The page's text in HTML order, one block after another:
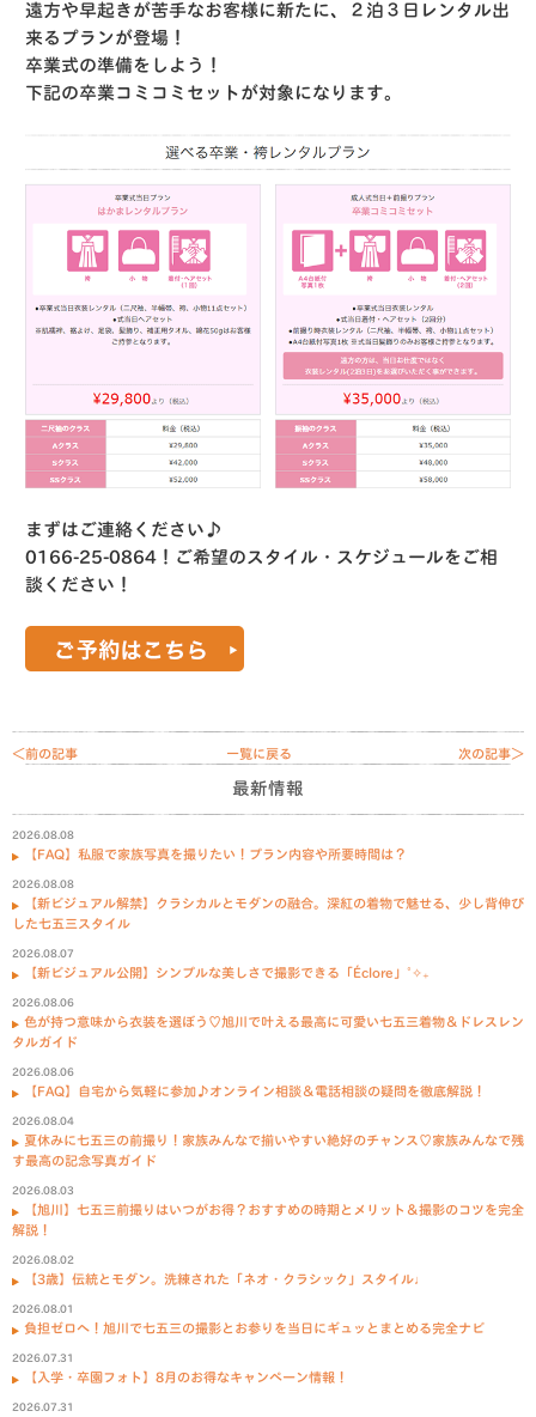
遠方や早起きが苦手なお客様に新たに、２泊３日レンタル出
来るプランが登場！
卒業式の準備をしよう！
下記の卒業コミコミセットが対象になります。
まずはご連絡ください♪
0166-25-0864！ご希望のスタイル・スケジュールをご相
談ください！
＜前の記事 次の記事＞
一覧に戻る
最新情報
2026.08.08
【FAQ】私服で家族写真を撮りたい！プラン内容や所要時間は？
2026.08.08
【新ビジュアル解禁】クラシカルとモダンの融合。深紅の着物で魅せる、少し背伸び
した七五三スタイル
2026.08.07
【新ビジュアル公開】シンプルな美しさで撮影できる「Éclore」˚✧₊
2026.08.06
色が持つ意味から衣装を選ぼう♡旭川で叶える最高に可愛い七五三着物＆ドレスレン
タルガイド
2026.08.06
【FAQ】自宅から気軽に参加♪オンライン相談＆電話相談の疑問を徹底解説！
2026.08.04
夏休みに七五三の前撮り！家族みんなで揃いやすい絶好のチャンス♡家族みんなで残
す最高の記念写真ガイド
2026.08.03
【旭川】七五三前撮りはいつがお得？おすすめの時期とメリット＆撮影のコツを完全
解説！
2026.08.02
【3歳】伝統とモダン。洗練された「ネオ・クラシック」スタイル♩
2026.08.01
負担ゼロへ！旭川で七五三の撮影とお参りを当日にギュッとまとめる完全ナビ
2026.07.31
【入学・卒園フォト】8月のお得なキャンペーン情報！
2026.07.31